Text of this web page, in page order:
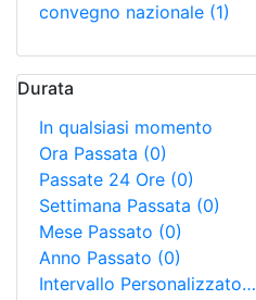
convegno nazionale (1)
Durata
In qualsiasi momento
Ora Passata (0)
Passate 24 Ore (0)
Settimana Passata (0)
Mese Passato (0)
Anno Passato (0)
Intervallo Personalizzato…